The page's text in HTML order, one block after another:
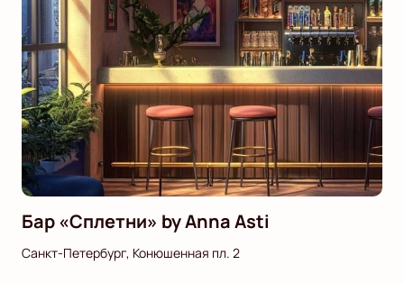
Бар «Сплетни» by Anna Asti
Санкт-Петербург, Конюшенная пл. 2